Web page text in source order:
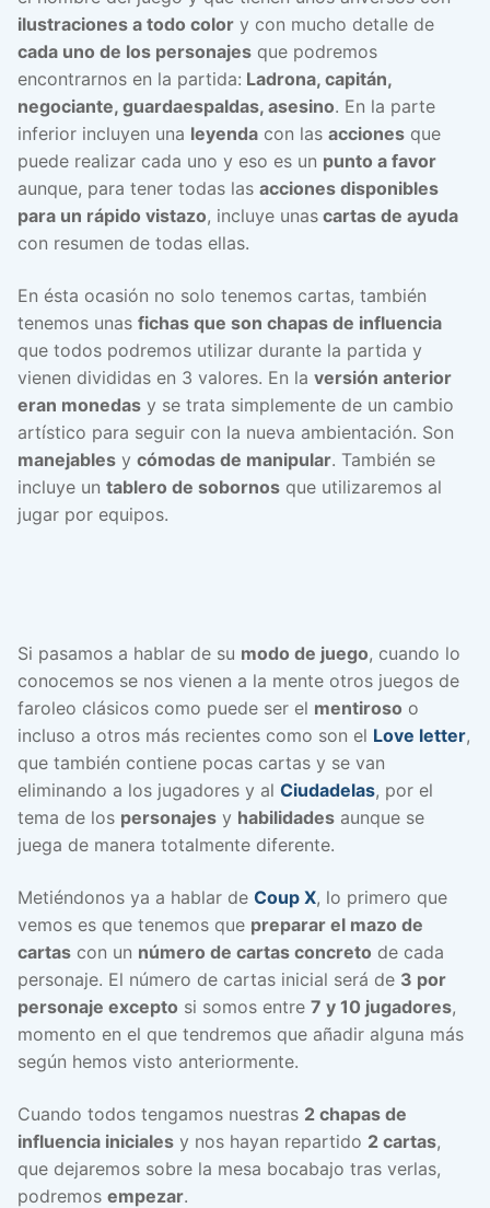
ilustraciones a todo color y con mucho detalle de
cada uno de los personajes que podremos
encontrarnos en la partida: Ladrona, capitán,
negociante, guardaespaldas, asesino. En la parte
inferior incluyen una leyenda con las acciones que
puede realizar cada uno y eso es un punto a favor
aunque, para tener todas las acciones disponibles
para un rápido vistazo, incluye unas cartas de ayuda
con resumen de todas ellas.
En ésta ocasión no solo tenemos cartas, también
tenemos unas fichas que son chapas de influencia
que todos podremos utilizar durante la partida y
vienen divididas en 3 valores. En la versión anterior
eran monedas y se trata simplemente de un cambio
artístico para seguir con la nueva ambientación. Son
manejables y cómodas de manipular. También se
incluye un tablero de sobornos que utilizaremos al
jugar por equipos.
Si pasamos a hablar de su modo de juego, cuando lo
conocemos se nos vienen a la mente otros juegos de
faroleo clásicos como puede ser el mentiroso o
incluso a otros más recientes como son el Love letter,
que también contiene pocas cartas y se van
eliminando a los jugadores y al Ciudadelas, por el
tema de los personajes y habilidades aunque se
juega de manera totalmente diferente.
Metiéndonos ya a hablar de Coup X, lo primero que
vemos es que tenemos que preparar el mazo de
cartas con un número de cartas concreto de cada
personaje. El número de cartas inicial será de 3 por
personaje excepto si somos entre 7 y 10 jugadores,
momento en el que tendremos que añadir alguna más
según hemos visto anteriormente.
Cuando todos tengamos nuestras 2 chapas de
influencia iniciales y nos hayan repartido 2 cartas,
que dejaremos sobre la mesa bocabajo tras verlas,
podremos empezar.